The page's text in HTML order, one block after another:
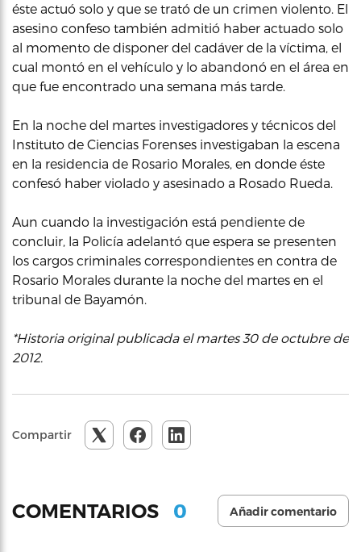
éste actuó solo y que se trató de un crimen violento. El
asesino confeso también admitió haber actuado solo
al momento de disponer del cadáver de la víctima, el
cual montó en el vehículo y lo abandonó en el área en
que fue encontrado una semana más tarde.
En la noche del martes investigadores y técnicos del
Instituto de Ciencias Forenses investigaban la escena
en la residencia de Rosario Morales, en donde éste
confesó haber violado y asesinado a Rosado Rueda.
Aun cuando la investigación está pendiente de
concluir, la Policía adelantó que espera se presenten
los cargos criminales correspondientes en contra de
Rosario Morales durante la noche del martes en el
tribunal de Bayamón.
*Historia original publicada el martes 30 de octubre de
2012.
Compartir
COMENTARIOS 0 Añadir comentario